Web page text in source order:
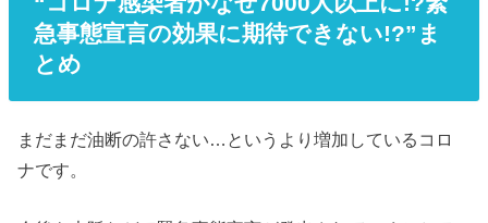
急事態宣言の効果に期待できない!?”ま
とめ
まだまだ油断の許さない…というより増加しているコロ
ナです。